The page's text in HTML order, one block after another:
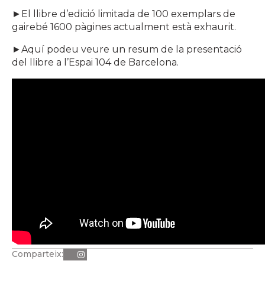
►El llibre d’edició limitada de 100 exemplars de
gairebé 1600 pàgines actualment està exhaurit.
►Aquí podeu veure un resum de la presentació
del llibre a l’Espai 104 de Barcelona.
Comparteix: